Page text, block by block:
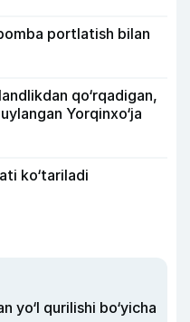
portlatish bilan
qo‘rqadigan,
Yorqinxo‘ja
ko‘tariladi
yo‘l qurilishi bo‘yicha